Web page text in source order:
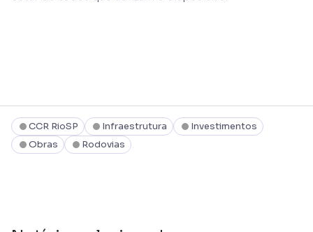
CCR RioSP Infraestrutura
Investimentos
Obras
Rodovias